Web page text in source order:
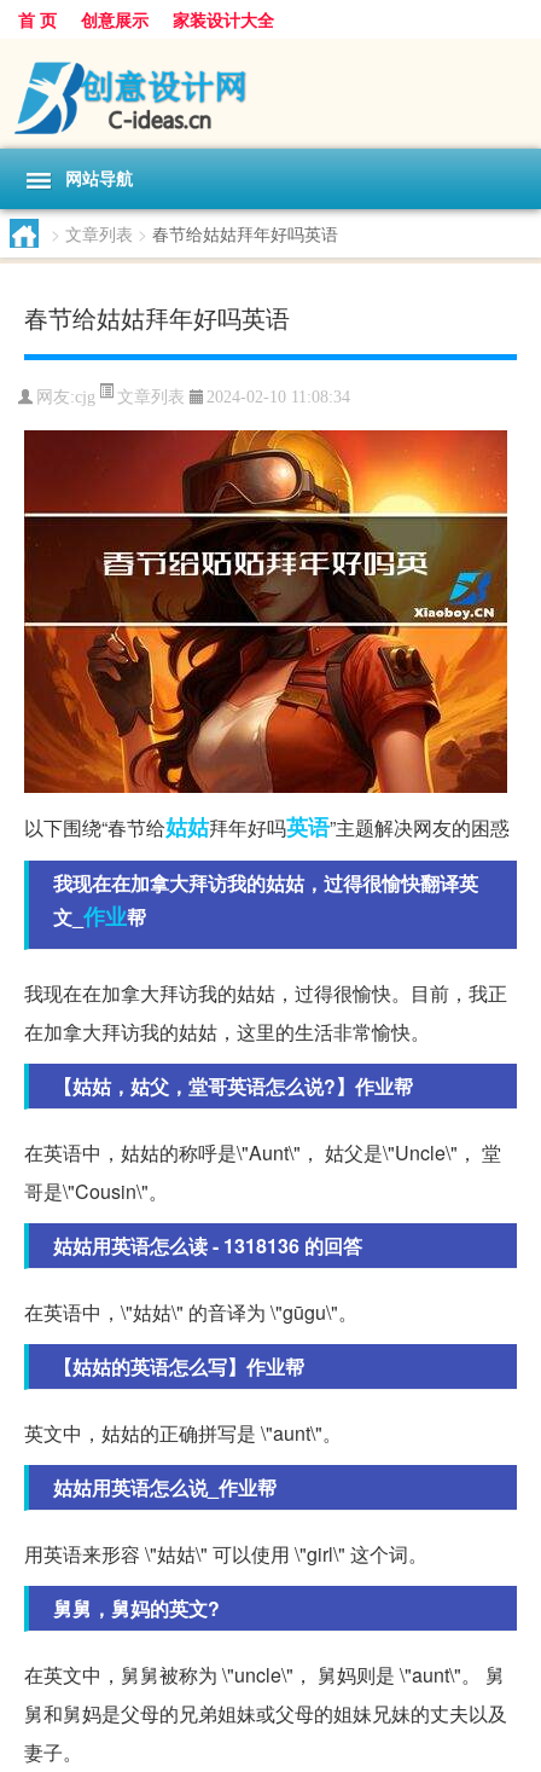
首 页 创意展示 家装设计大全
网站导航
> 文章列表 > 春节给姑姑拜年好吗英语
春节给姑姑拜年好吗英语
网友:cjg 文章列表 2024-02-10 11:08:34
以下围绕“春节给姑姑拜年好吗英语”主题解决网友的困惑
我现在在加拿大拜访我的姑姑，过得很愉快翻译英
文_ 作业帮
我现在在加拿大拜访我的姑姑，过得很愉快。目前，我正
在加拿大拜访我的姑姑，这里的生活非常愉快。
【姑姑，姑父，堂哥英语怎么说?】作业帮
在英语中，姑姑的称呼是\"Aunt\"， 姑父是\"Uncle\"， 堂
哥是\"Cousin\"。
姑姑用英语怎么读 - 1318136 的回答
在英语中，\"姑姑\" 的音译为 \"gūgu\"。
【姑姑的英语怎么写】作业帮
英文中，姑姑的正确拼写是 \"aunt\"。
姑姑用英语怎么说_作业帮
用英语来形容 \"姑姑\" 可以使用 \"girl\" 这个词。
舅舅，舅妈的英文?
在英文中，舅舅被称为 \"uncle\"， 舅妈则是 \"aunt\"。 舅
舅和舅妈是父母的兄弟姐妹或父母的姐妹兄妹的丈夫以及
妻子。